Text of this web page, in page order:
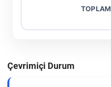
Çevrimiçi Durum